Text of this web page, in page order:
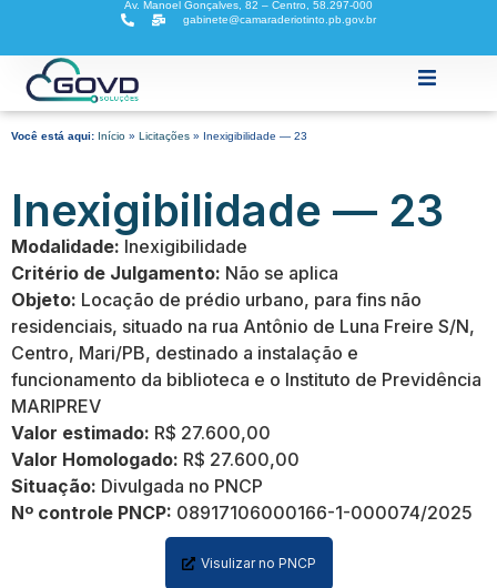
Av. Manoel Gonçalves, 82 – Centro, 58.297-000
gabinete@camaraderiotinto.pb.gov.br
Home
A Câmara
Atividades Legislativas
Legislação
E-SIC
Portal de Privacidade
Você está aqui: Início » Licitações » Inexigibilidade — 23
Inexigibilidade — 23
Modalidade: Inexigibilidade
Critério de Julgamento: Não se aplica
Objeto: Locação de prédio urbano, para fins não
residenciais, situado na rua Antônio de Luna Freire S/N,
Centro, Mari/PB, destinado a instalação e
funcionamento da biblioteca e o Instituto de Previdência
MARIPREV
Valor estimado: R$ 27.600,00
Valor Homologado: R$ 27.600,00
Situação: Divulgada no PNCP
Nº controle PNCP: 08917106000166-1-000074/2025
Visulizar no PNCP